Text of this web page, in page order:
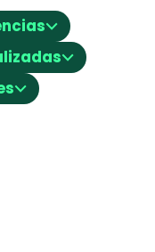
⌵
⌵
⌵